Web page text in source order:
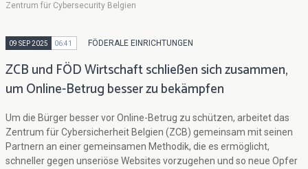
Zentrum für Cybersecurity Belgien
09 SEP 2025 06:41 FÖDERALE EINRICHTUNGEN
ZCB und FÖD Wirtschaft schließen sich zusammen,
um Online-Betrug besser zu bekämpfen
Um die Bürger besser vor Online-Betrug zu schützen, arbeitet das
Zentrum für Cybersicherheit Belgien (ZCB) gemeinsam mit seinen
Partnern an einer gemeinsamen Methodik, die es ermöglicht,
schneller gegen unseriöse Websites vorzugehen und so neue Opfer